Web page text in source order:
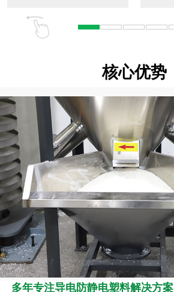
核心优势
多年专注导电防静电塑料解决方案